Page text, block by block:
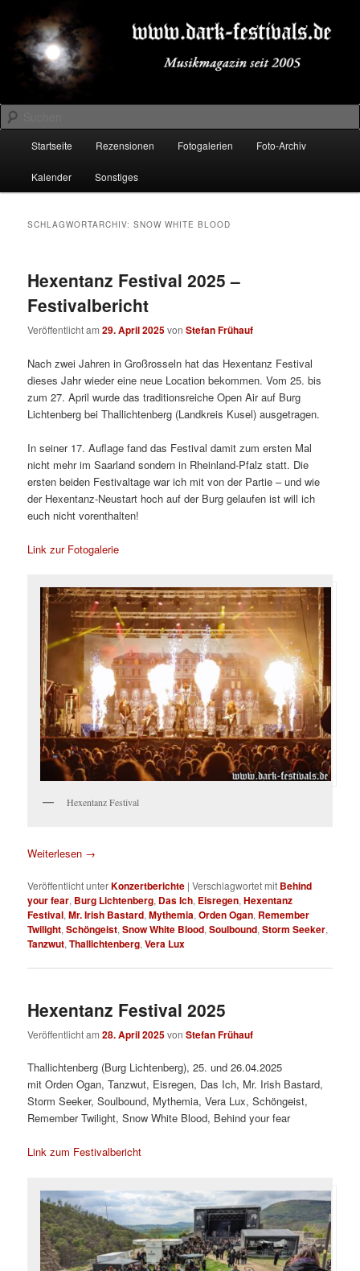
primären
Inhalt
springen
sekundären
Inhalt
springenDARK-FESTIVALS.DE
Suchen
Startseite Rezensionen Fotogalerien Foto-Archiv
Kalender Sonstiges
SCHLAGWORTARCHIV:SNOW WHITE BLOOD
Hexentanz Festival 2025 –
Festivalbericht
Veröffentlicht am29. April 2025vonStefan Frühauf
Nach zwei Jahren in Großrosseln hat das Hexentanz Festival
dieses Jahr wieder eine neue Location bekommen. Vom 25. bis
zum 27. April wurde das traditionsreiche Open Air auf Burg
Lichtenberg bei Thallichtenberg (Landkreis Kusel) ausgetragen.
In seiner 17. Auflage fand das Festival damit zum ersten Mal
nicht mehr im Saarland sondern in Rheinland-Pfalz statt. Die
ersten beiden Festivaltage war ich mit von der Partie – und wie
der Hexentanz-Neustart hoch auf der Burg gelaufen ist will ich
euch nicht vorenthalten!
Link zur Fotogalerie
Hexentanz Festival
Weiterlesen →
Veröffentlicht unterKonzertberichte |Verschlagwortet mit Behind
your fear, Burg Lichtenberg, Das Ich, Eisregen,Hexentanz
Festival,Mr. Irish Bastard,Mythemia,Orden Ogan, Remember
Twilight,Schöngeist,Snow White Blood,Soulbound,Storm Seeker,
Tanzwut,Thallichtenberg,Vera Lux
Hexentanz Festival 2025
Veröffentlicht am28. April 2025vonStefan Frühauf
Thallichtenberg (Burg Lichtenberg), 25. und 26.04.2025
mit Orden Ogan, Tanzwut, Eisregen, Das Ich, Mr. Irish Bastard,
Storm Seeker, Soulbound, Mythemia, Vera Lux, Schöngeist,
Remember Twilight, Snow White Blood, Behind your fear
Link zum Festivalbericht